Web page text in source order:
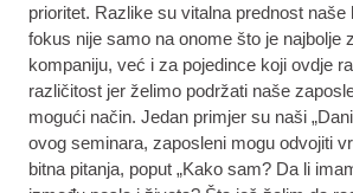
prioritet. Razlike su vitalna prednost naše
fokus nije samo na onome što je najbolje
kompaniju, već i za pojedince koji ovdje
različitost jer želimo podržati naše
mogući način. Jedan primjer su naši
ovog seminara, zaposleni mogu odvojiti
bitna pitanja, poput „Kako sam? Da li